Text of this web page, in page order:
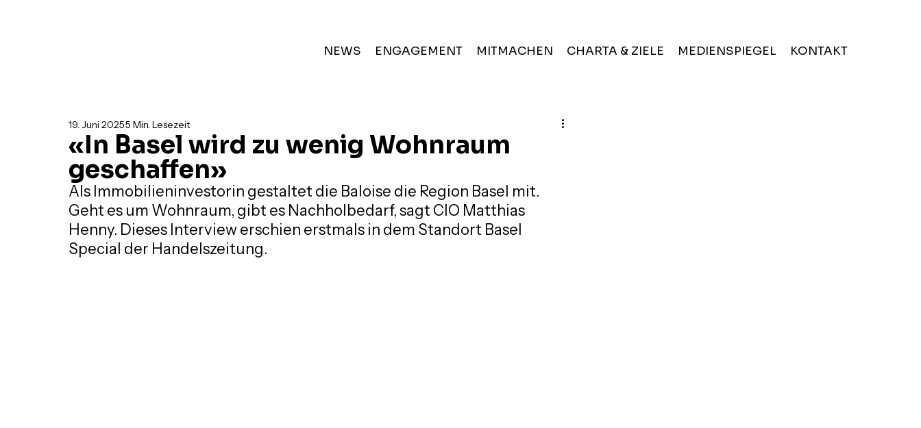
NEWS ENGAGEMENT MITMACHEN CHARTA & ZIELE MEDIENSPIEGEL KONTAKT
«In Basel wird zu wenig Wohnraum
geschaffen»
19. Juni 20255 Min. Lesezeit
Als Immobilieninvestorin gestaltet die Baloise die Region Basel mit.
Geht es um Wohnraum, gibt es Nachholbedarf, sagt CIO Matthias
Henny. Dieses Interview erschien erstmals in dem Standort Basel
Special der Handelszeitung.